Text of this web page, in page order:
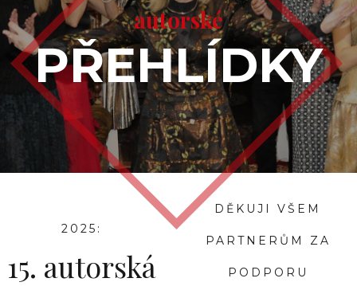
autorské
PŘEHLÍDKY
2025:
15. autorská
DĚKUJI VŠEM
PARTNERŮM ZA
PODPORU